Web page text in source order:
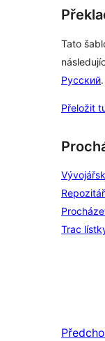
Tato
Русский.
Přeložit
Trac